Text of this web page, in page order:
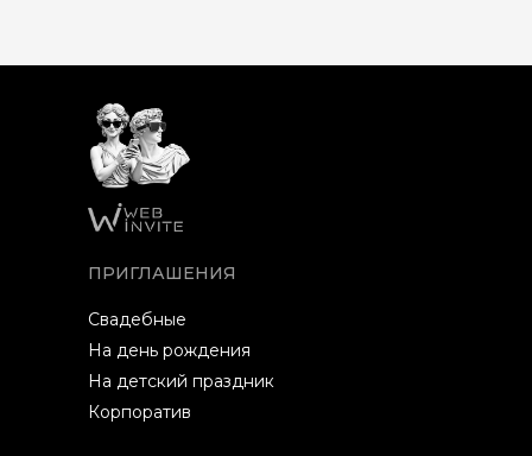
Свадебные
На день рождения
Корпоратив
ПРИГЛАШЕНИЯ
На детский праздник